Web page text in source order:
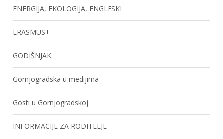
ENERGIJA, EKOLOGIJA, ENGLESKI
ERASMUS+
GODIŠNJAK
Gornjogradska u medijima
Gosti u Gornjogradskoj
INFORMACIJE ZA RODITELJE